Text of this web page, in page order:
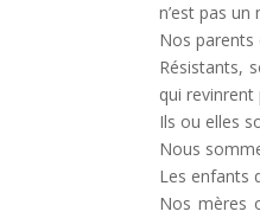
n’est pas
Nos parents
Résistants,
qui
Ils ou elles
Nous
Les enfants
Nos mères